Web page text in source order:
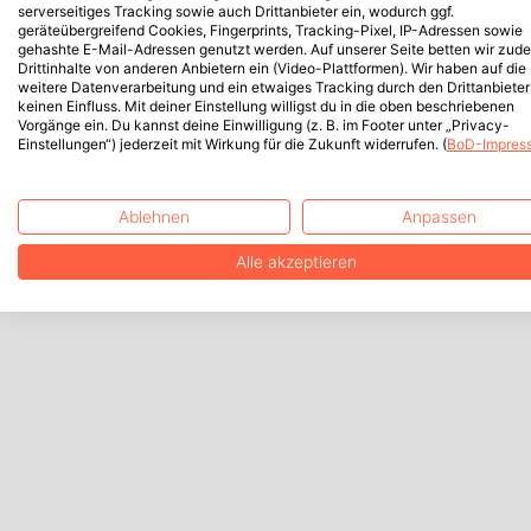
serverseitiges Tracking sowie auch Drittanbieter ein, wodurch ggf.
geräteübergreifend Cookies, Fingerprints, Tracking-Pixel, IP-Adressen sowie
gehashte E-Mail-Adressen genutzt werden. Auf unserer Seite betten wir
Drittinhalte von anderen Anbietern ein (Video-Plattformen). Wir haben auf die
weitere Datenverarbeitung und ein etwaiges Tracking durch den Drittanbieter
keinen Einfluss. Mit deiner Einstellung willigst du in die oben beschriebenen
Vorgänge ein. Du kannst deine Einwilligung (z. B. im Footer unter „Privacy-
Einstellungen“) jederzeit mit Wirkung für die Zukunft widerrufen. (BoD-
Ablehnen Anpassen
Alle akzeptieren